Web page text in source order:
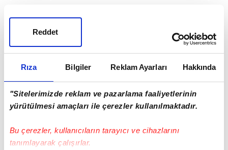
Rıza Bilgiler Reklam Ayarları Hakkında
"Sitelerimizde reklam ve pazarlama faaliyetlerinin
yürütülmesi amaçları ile çerezler kullanılmaktadır.
Bu çerezler, kullanıcıların tarayıcı ve cihazlarını
tanımlayarak çalışırlar.
Reddet
Ba'ya gönderdi. Bu futbolcunun bekletmeden
vuruşunda top ağlara gitti: 1-3.
50. dakikada Caiçara'nın ceza alanı dışından hafif sol
çaprazdan kullandığı serbest vuruşta, meşin
yuvarlak barajdan döndü. Pozisyonu takip eden
Caiçara'nın yerden etkili vuruşunda top, direğin
yanından az farkla auta çıktı.
82. dakikada sol kanattan gelişen Kayserispor
atağında Ziya Alkurt'un şutunda kaleci Mert Günok